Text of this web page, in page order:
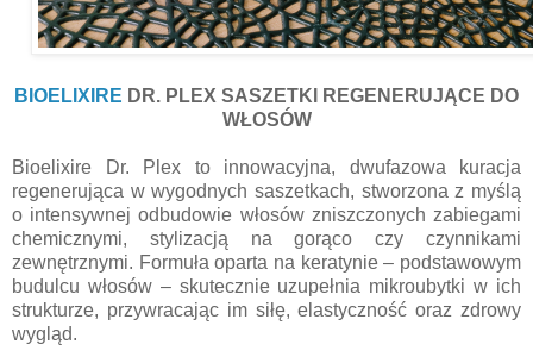
BIOELIXIRE DR. PLEX SASZETKI REGENERUJĄCE DO
WŁOSÓW
Bioelixire Dr. Plex to innowacyjna, dwufazowa kuracja
regenerująca w wygodnych saszetkach, stworzona z myślą
o intensywnej odbudowie włosów zniszczonych zabiegami
chemicznymi, stylizacją na gorąco czy czynnikami
zewnętrznymi. Formuła oparta na keratynie – podstawowym
budulcu włosów – skutecznie uzupełnia mikroubytki w ich
strukturze, przywracając im siłę, elastyczność oraz zdrowy
wygląd.